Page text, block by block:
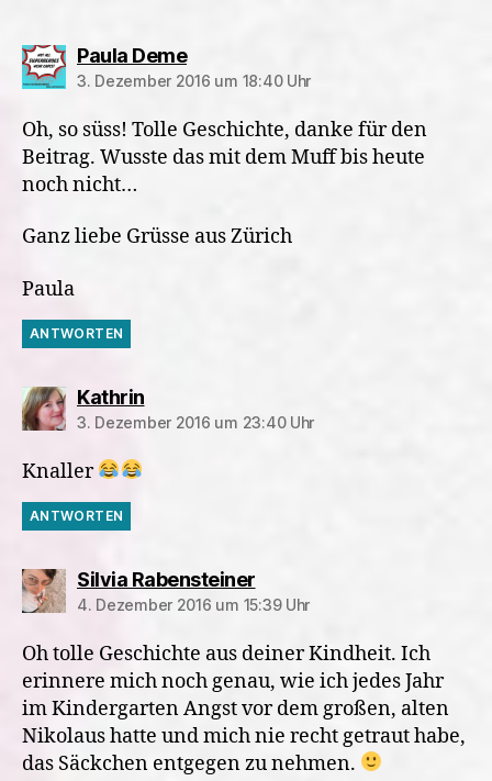
Paula Demesagt:
3. Dezember 2016 um 18:40 Uhr
Oh, so süss! Tolle Geschichte, danke für den
Beitrag. Wusste das mit dem Muff bis heute
noch nicht…
Ganz liebe Grüsse aus Zürich
Paula
ANTWORTEN
Kathrinsagt:
3. Dezember 2016 um 23:40 Uhr
Knaller
ANTWORTEN
Silvia Rabensteinersagt:
4. Dezember 2016 um 15:39 Uhr
Oh tolle Geschichte aus deiner Kindheit. Ich
erinnere mich noch genau, wie ich jedes Jahr
im Kindergarten Angst vor dem großen, alten
Nikolaus hatte und mich nie recht getraut habe,
das Säckchen entgegen zu nehmen.